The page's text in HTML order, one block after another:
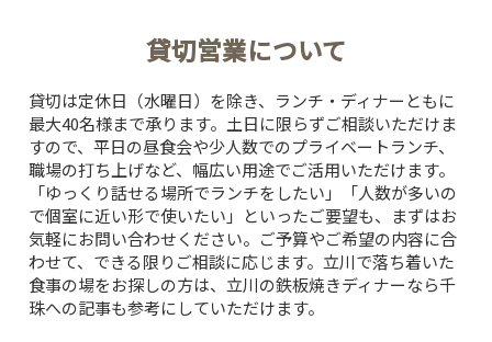
貸切営業について
貸切は定休日（水曜日）を除き、ランチ・ディナーともに
最大40名様まで承ります。土日に限らずご相談いただけま
すので、平日の昼食会や少人数でのプライベートランチ、
職場の打ち上げなど、幅広い用途でご活用いただけます。
「ゆっくり話せる場所でランチをしたい」「人数が多いの
で個室に近い形で使いたい」といったご要望も、まずはお
気軽にお問い合わせください。ご予算やご希望の内容に合
わせて、できる限りご相談に応じます。立川で落ち着いた
食事の場をお探しの方は、 立川の鉄板焼きディナーなら千
珠への記事も参考にしていただけます。